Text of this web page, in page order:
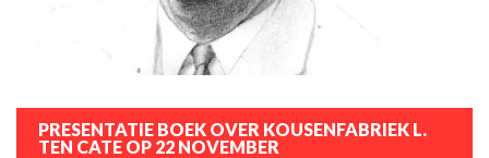
PRESENTATIE BOEK OVER KOUSENFABRIEK L.
TEN CATE OP 22 NOVEMBER